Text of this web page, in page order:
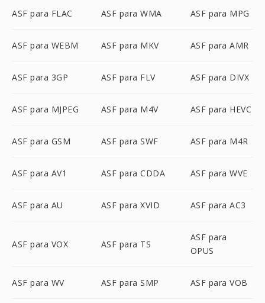
ASF para FLAC ASF para WMA ASF para MPG
ASF para WEBM ASF para MKV ASF para AMR
ASF para 3GP ASF para FLV ASF para DIVX
ASF para MJPEG ASF para M4V ASF para HEVC
ASF para GSM ASF para SWF ASF para M4R
ASF para AV1 ASF para CDDA ASF para WVE
ASF para AU ASF para XVID ASF para AC3
ASF para VOX ASF para TS
ASF para
OPUS
ASF para WV ASF para SMP ASF para VOB